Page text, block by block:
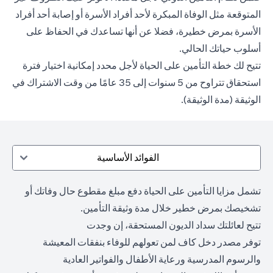
المتوقعة مثل الوفاة المبكرة لأحد أفراد الأسرة أو إصابة أحد أفراد
الأسرة بمرض خطيرة، فضلا عن أنها تساعدك في الحفاظ على
أسلوب حياتك الحالي.
تتيح لك خطة التأمين على الحياة لأجل محدد إمكانية اختيار فترة
استحقاق تتراوح من 5 سنوات إلى 35 عامًا من وقت الاشتراك في
الوثيقة (مدة الوثيقة).
الفوائد الأساسية
تشمل مزايا التأمين على الحياة دفع مبلغ مقطوع حال وفاتك أو
تشخيصك بمرض خطير خلال مدة وثيقة التأمين.
تتيح لعائلتك سداد الديون المستحقة، إن وجدت
توفر مصدر دخل كاف لمن تعولهم للوفاء بنفقات المعيشة
والرسوم المدرسية ورعاية الأطفال والفواتير العادية